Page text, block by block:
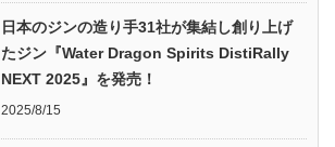
日本のジンの造り手31社が集結し創り上げ
たジン『Water Dragon Spirits DistiRally
NEXT 2025』を発売！
2025/8/15